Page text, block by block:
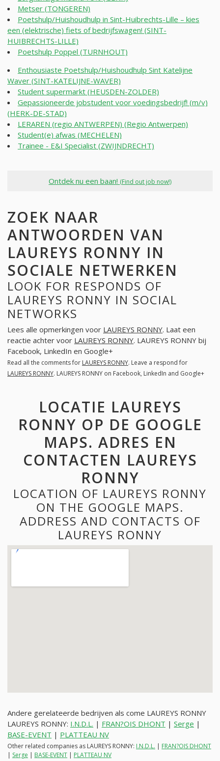
Metser (TONGEREN)
Poetshulp/Huishoudhulp in Sint-Huibrechts-Lille – kies
een (elektrische) fiets of bedrijfswagen! (SINT-
HUIBRECHTS-LILLE)
Poetshulp Poppel (TURNHOUT)
Enthousiaste Poetshulp/Huishoudhulp Sint Katelijne
Waver (SINT-KATELIJNE-WAVER)
Student supermarkt (HEUSDEN-ZOLDER)
Gepassioneerde jobstudent voor voedingsbedrijf! (m/v)
(HERK-DE-STAD)
LERAREN (regio ANTWERPEN) (Regio Antwerpen)
Student(e) afwas (MECHELEN)
Trainee - E&I Specialist (ZWIJNDRECHT)
Ontdek nu een baan! (Find out job now!)
ZOEK NAAR
ANTWOORDEN VAN
LAUREYS RONNY IN
SOCIALE NETWERKEN
LOOK FOR RESPONDS OF
LAUREYS RONNY IN SOCIAL
NETWORKS
Lees alle opmerkingen voor LAUREYS RONNY. Laat een
reactie achter voor LAUREYS RONNY. LAUREYS RONNY bij
Facebook, LinkedIn en Google+
Read all the comments for LAUREYS RONNY. Leave a respond for
LAUREYS RONNY. LAUREYS RONNY on Facebook, LinkedIn and Google+
LOCATIE LAUREYS
RONNY OP DE GOOGLE
MAPS. ADRES EN
CONTACTEN LAUREYS
RONNY
LOCATION OF LAUREYS RONNY
ON THE GOOGLE MAPS.
ADDRESS AND CONTACTS OF
LAUREYS RONNY
Andere gerelateerde bedrijven als come LAUREYS RONNY
LAUREYS RONNY: I.N.D.L. | FRAN?OIS DHONT | Serge |
BASE-EVENT | PLATTEAU NV
Other related companies as LAUREYS RONNY: I.N.D.L. | FRAN?OIS DHONT
| Serge | BASE-EVENT | PLATTEAU NV